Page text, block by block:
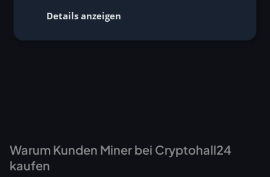
Warum Kunden Miner bei Cryptohall24
kaufen
Details anzeigen